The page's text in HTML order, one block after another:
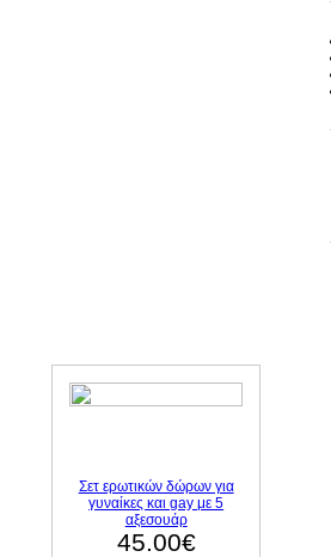
Σετ ερωτικών δώρων για
γυναίκες και gay με 5
αξεσουάρ
45.00€